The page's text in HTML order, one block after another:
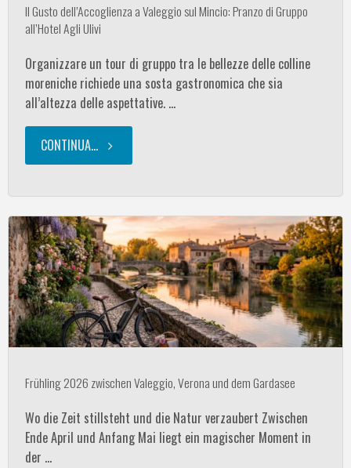
gli
eventi
imperdibili
di
estate
2026"
Il Gusto dell’Accoglienza a Valeggio sul Mincio: Pranzo di Gruppo
all’Hotel Agli Ulivi
Organizzare un tour di gruppo tra le bellezze delle colline
moreniche richiede una sosta gastronomica che sia
all’altezza delle aspettative. …
CONTINUA..."Il
dell’Accoglienza
a
Valeggio
sul
Pranzo
di
Frühling 2026 zwischen Valeggio, Verona und dem Gardasee
Wo die Zeit stillsteht und die Natur verzaubert Zwischen
Ende April und Anfang Mai liegt ein magischer Moment in
der …